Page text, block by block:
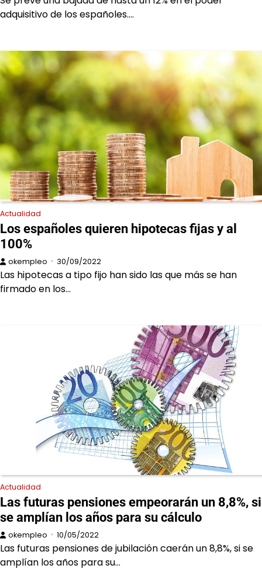
adquisitivo de los españoles.…
Actualidad
Los españoles quieren hipotecas fijas y al
100%
okempleo 30/09/2022
Las hipotecas a tipo fijo han sido las que más se han
firmado en los…
Actualidad
Las futuras pensiones empeorarán un 8,8%, si
se amplían los años para su cálculo
okempleo 10/05/2022
Las futuras pensiones de jubilación caerán un 8,8%, si se
amplían los años para su…